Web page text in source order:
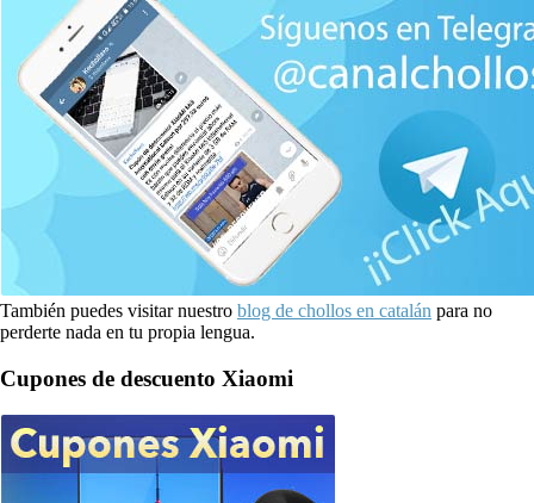
También puedes visitar nuestro blog de chollos en catalán para no
perderte nada en tu propia lengua.
Cupones de descuento Xiaomi